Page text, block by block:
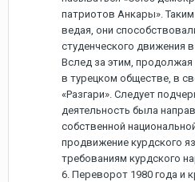
патриотов Анкары».
ведая, они
студенческого движения
Вслед за этим, продолжая
в турецком обществе, в
«Разгари». Следует
деятельность была
собственной
продвижение курдского
требованиям курдского
6. Переворот 1980 года и